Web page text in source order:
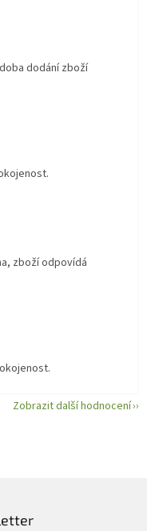
hvězdiček.
dodání zboží
hvězdiček.
hvězdiček.
zboží odpovídá
hvězdiček.
Zobrazit další hodnocení